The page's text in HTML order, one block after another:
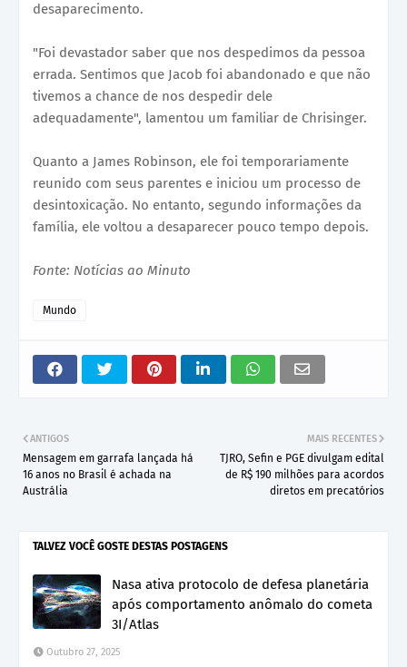
desaparecimento.
"Foi devastador saber que nos despedimos da pessoa
errada. Sentimos que Jacob foi abandonado e que não
tivemos a chance de nos despedir dele
adequadamente", lamentou um familiar de Chrisinger.
Quanto a James Robinson, ele foi temporariamente
reunido com seus parentes e iniciou um processo de
desintoxicação. No entanto, segundo informações da
família, ele voltou a desaparecer pouco tempo depois.
Fonte: Notícias ao Minuto
Mundo
MAIS RECENTES
TJRO, Sefin e PGE divulgam edital
de R$ 190 milhões para acordos
diretos em precatórios
ANTIGOS
Mensagem em garrafa lançada há
16 anos no Brasil é achada na
Austrália
TALVEZ VOCÊ GOSTE DESTAS POSTAGENS
Nasa ativa protocolo de defesa planetária
após comportamento anômalo do cometa
3I/Atlas
Outubro 27, 2025